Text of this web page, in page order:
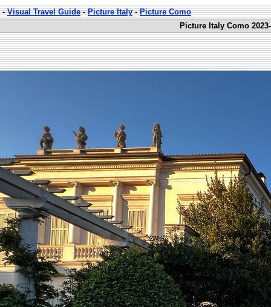
-Visual Travel Guide-Picture Italy-Picture Como
Picture Italy Como